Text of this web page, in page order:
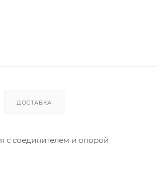
ДОСТАВКА
с соединителем и опорой